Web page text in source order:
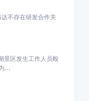
不存在研发合作关
景区发生工作人员殴
...